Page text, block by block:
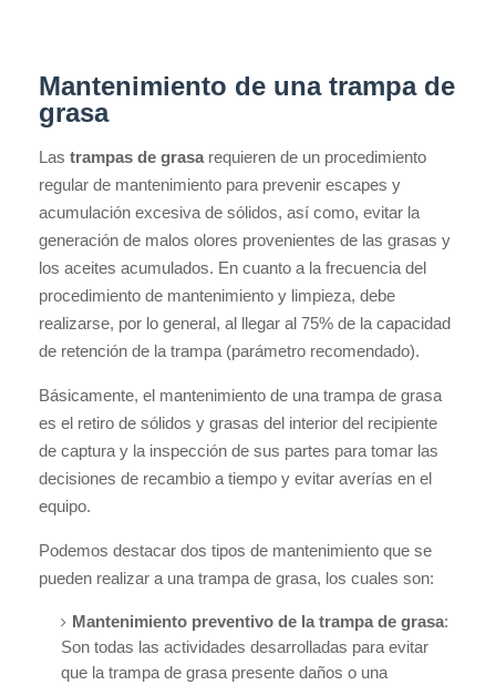
Mantenimiento de una trampa de
grasa
Las trampas de grasa requieren de un procedimiento
regular de mantenimiento para prevenir escapes y
acumulación excesiva de sólidos, así como, evitar la
generación de malos olores provenientes de las grasas y
los aceites acumulados. En cuanto a la frecuencia del
procedimiento de mantenimiento y limpieza, debe
realizarse, por lo general, al llegar al 75% de la capacidad
de retención de la trampa (parámetro recomendado).
Básicamente, el mantenimiento de una trampa de grasa
es el retiro de sólidos y grasas del interior del recipiente
de captura y la inspección de sus partes para tomar las
decisiones de recambio a tiempo y evitar averías en el
equipo.
Podemos destacar dos tipos de mantenimiento que se
pueden realizar a una trampa de grasa, los cuales son:
Mantenimiento preventivo de la trampa de grasa:
Son todas las actividades desarrolladas para evitar
que la trampa de grasa presente daños o una